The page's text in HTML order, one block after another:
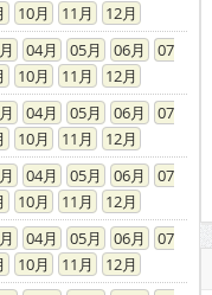
10 11
12
04 05 06
07
10 11
12
04 05 06
07
10 11
12
04 05 06
07
10 11
12
04 05 06
07
10 11
12